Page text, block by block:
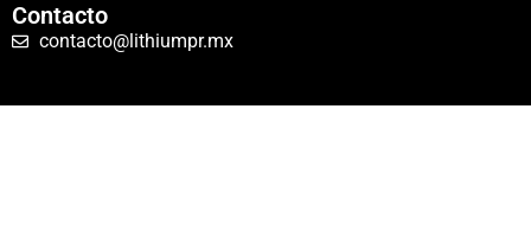
Contacto
contacto@lithiumpr.mx